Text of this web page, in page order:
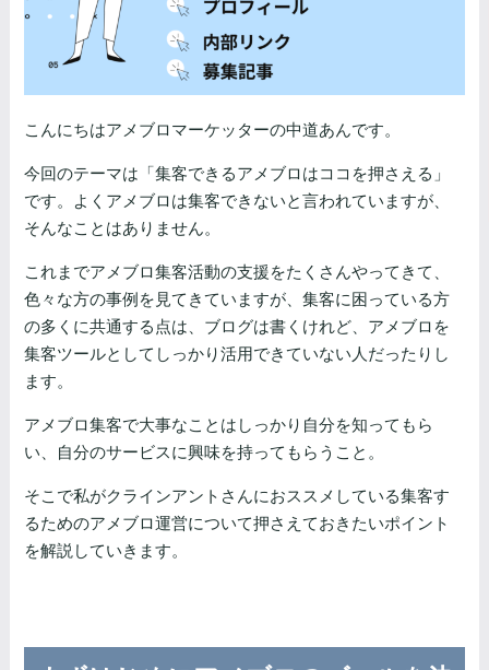
こんにちはアメブロマーケッターの中道あんです。
今回のテーマは「集客できるアメブロはココを押さえる」
です。よくアメブロは集客できないと言われていますが、
そんなことはありません。
これまでアメブロ集客活動の支援をたくさんやってきて、
色々な方の事例を見てきていますが、集客に困っている方
の多くに共通する点は、ブログは書くけれど、アメブロを
集客ツールとしてしっかり活用できていない人だったりし
ます。
アメブロ集客で大事なことはしっかり自分を知ってもら
い、自分のサービスに興味を持ってもらうこと。
そこで私がクラインアントさんにおススメしている集客す
るためのアメブロ運営について押さえておきたいポイント
を解説していきます。